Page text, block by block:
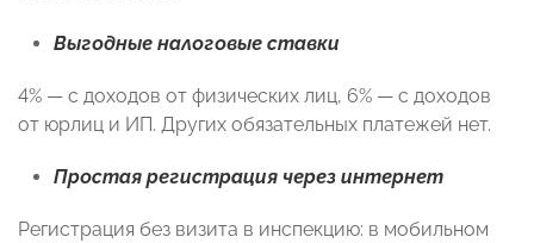
Выгодные налоговые ставки
4% — с доходов от физических лиц, 6% — с доходов
от юрлиц и ИП. Других обязательных платежей нет.
Простая регистрация через интернет
Регистрация без визита в инспекцию: в мобильном